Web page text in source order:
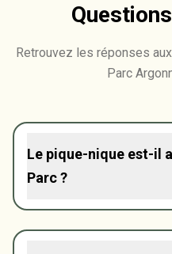
Retrouvez les réponses
Parc
Le pique-nique est-il
Parc ?